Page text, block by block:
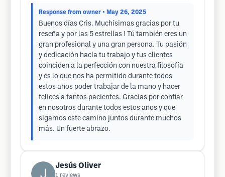
Response from owner • May 26, 2025
Buenos días Cris. Muchísimas gracias por tu
reseña y por las 5 estrellas ! Tú también eres un
gran profesional y una gran persona. Tu pasión
y dedicación hacía tu trabajo y tus clientes
coinciden a la perfección con nuestra filosofía
y es lo que nos ha permitido durante todos
estos años poder trabajar de la mano y hacer
felices a tantos pacientes. Gracias por confiar
en nosotros durante todos estos años y que
sigamos este camino juntos durante muchos
más. Un fuerte abrazo.
Jesús Oliver
1 reviews